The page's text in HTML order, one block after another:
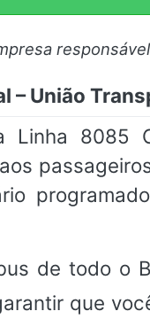
– União
Linha 8085
de todo o
que